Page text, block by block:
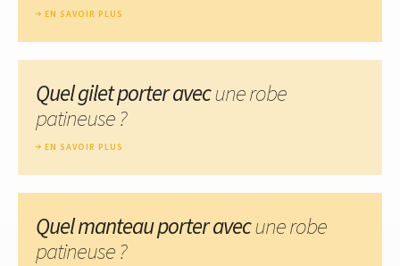
EN SAVOIR PLUS
Quel gilet porter avecune robe
patineuse ?
EN SAVOIR PLUS
Quel manteau porter avecune robe
patineuse ?